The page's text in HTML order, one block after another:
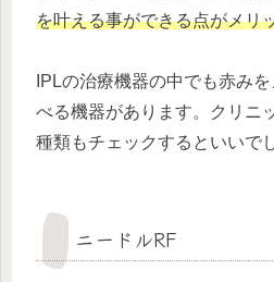
を叶える事ができる点がメリ
IPLの治療機器の中でも赤み
べる機器があります。クリニ
種類もチェックするといいで
ニードルRF